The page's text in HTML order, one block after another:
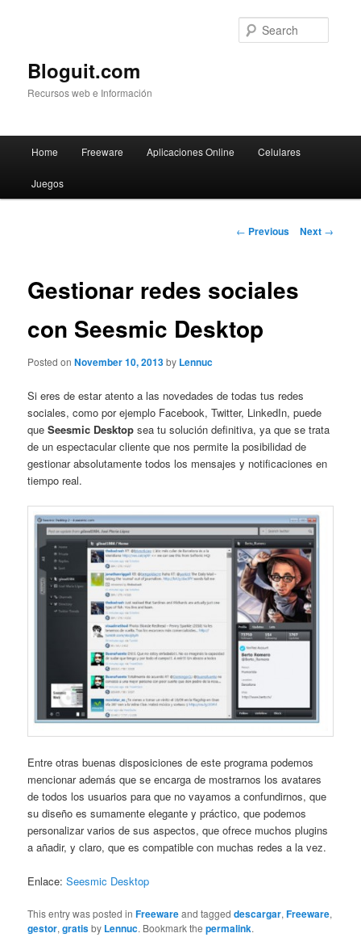
Bloguit.com
Recursos web e Información
Skip
to
Home Freeware Aplicaciones Online Celulares
Juegos
Post
← Previous Next →
Gestionar redes sociales
con Seesmic Desktop
Posted onNovember 10, 2013by Lennuc
Si eres de estar atento a las novedades de todas tus redes
sociales, como por ejemplo Facebook, Twitter, LinkedIn, puede
queSeesmic Desktop sea tu solución definitiva, ya que se trata
de un espectacular cliente que nos permite la posibilidad de
gestionar absolutamente todos los mensajes y notificaciones en
tiempo real.
Entre otras buenas disposiciones de este programa podemos
mencionar además que se encarga de mostrarnos los avatares
de todos los usuarios para que no vayamos a confundirnos, que
su diseño es sumamente elegante y práctico, que podemos
personalizar varios de sus aspectos, que ofrece muchos plugins
a añadir, y claro, que es compatible con muchas redes a la vez.
Enlace:Seesmic Desktop
This entry was posted inFreewareand taggeddescargar,Freeware,
gestor,gratisby Lennuc. Bookmark thepermalink.